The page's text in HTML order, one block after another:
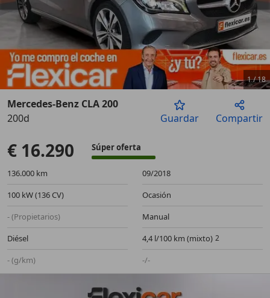
Anterior
1/18
Mercedes-Benz CLA 200
200d
Guardar Compartir
€ 16.290 Súper oferta
136.000 km
09/2018
100 kW (136 CV)
Ocasión
- (Propietarios)
Manual
Diésel
4,4 l/100 km (mixto)
- (g/km)
-/-